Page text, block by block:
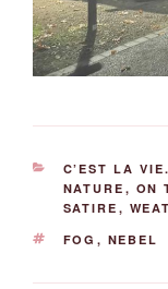
KATEGORIEN
C’EST LA VIE.
NATURE , ON
SATIRE ,
FOG , NEBEL